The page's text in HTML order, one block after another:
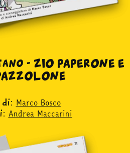
- ZIO PAPERONE E
di: Marco Bosco
Andrea Maccarini